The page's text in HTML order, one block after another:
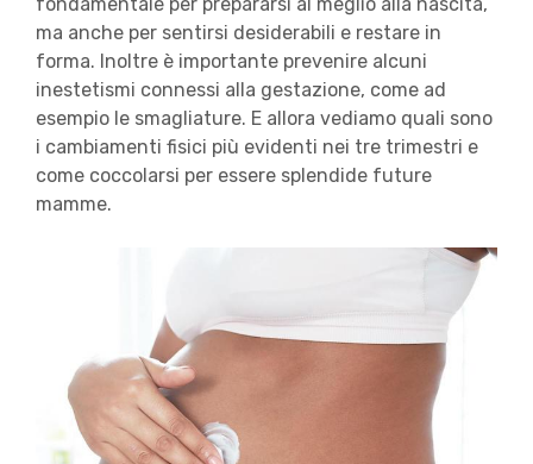
ma anche per sentirsi desiderabili e restare in
forma. Inoltre è importante prevenire alcuni
inestetismi connessi alla gestazione, come ad
esempio le smagliature. E allora vediamo quali sono
i cambiamenti fisici più evidenti nei tre trimestri e
come coccolarsi per essere splendide future
mamme.